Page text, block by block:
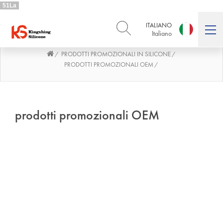
51La
ITALIANO
Italiano
ENGLISH
English
DEUTSCH
Deutsch
French Italiano
/ PRODOTTI PROMOZIONALI IN SILICONE/
PRODOTTI PROMOZIONALI OEM/
prodotti promozionali OEM